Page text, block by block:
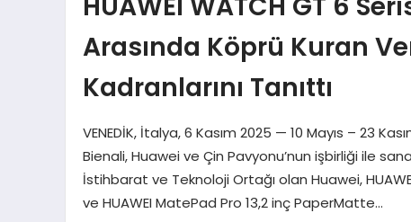
Arasında Köprü Kuran
Kadranlarını Tanıttı
VENEDİK, İtalya, 6 Kasım 2025 — 10 Mayıs – 23
Bienali, Huawei ve Çin Pavyonu’nun işbirliği ile
İstihbarat ve Teknoloji Ortağı olan Huawei,
ve HUAWEI MatePad Pro 13,2 inç PaperMatte…